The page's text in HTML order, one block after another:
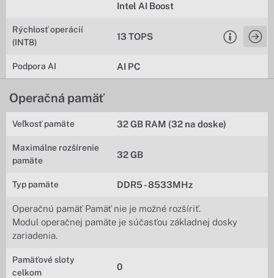
Intel AI Boost
Rýchlosť operácií
(INT8)
13 TOPS
Podpora AI AI PC
Operačná pamäť
Veľkosť pamäte 32 GB RAM (32 na doske)
Maximálne rozšírenie
pamäte
32 GB
Typ pamäte DDR5 - 8533MHz
Operačnú pamäť Pamäť nie je možné rozšíriť.
Modul operačnej pamäte je súčasťou základnej dosky
zariadenia.
Pamäťové sloty
celkom
0